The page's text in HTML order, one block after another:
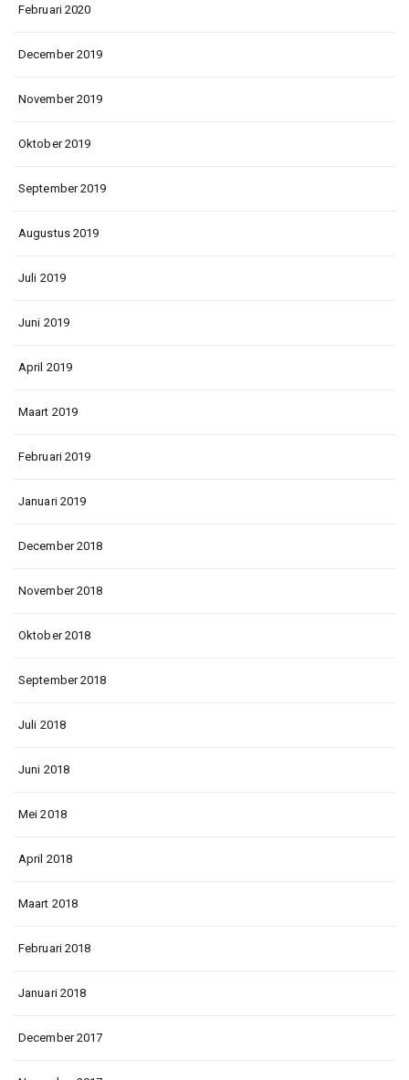
Februari 2020
December 2019
November 2019
Oktober 2019
September 2019
Augustus 2019
Juli 2019
Juni 2019
April 2019
Maart 2019
Februari 2019
Januari 2019
December 2018
November 2018
Oktober 2018
September 2018
Juli 2018
Juni 2018
Mei 2018
April 2018
Maart 2018
Februari 2018
Januari 2018
December 2017